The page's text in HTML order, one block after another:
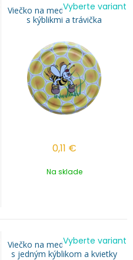
Viečko na med TO 82 - VILKO
s kýblikmi a trávička
0,11 €
Vyberte variant
Na sklade
Viečko na med TO 82 - VILKO
s jedným kýblikom a kvietky
Vyberte variant